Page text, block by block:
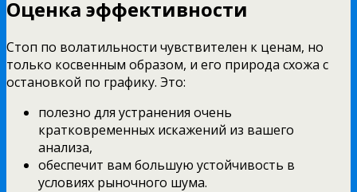
Оценка эффективности
Стоп по волатильности чувствителен к ценам, но
только косвенным образом, и его природа схожа с
остановкой по графику. Это:
полезно для устранения очень
кратковременных искажений из вашего
анализа,
обеспечит вам большую устойчивость в
условиях рыночного шума.